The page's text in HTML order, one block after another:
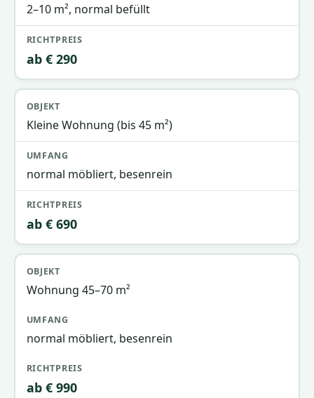
2–10 m², normal befüllt
ab € 290
Kleine Wohnung (bis 45 m²)
normal möbliert, besenrein
ab € 690
Wohnung 45–70 m²
normal möbliert, besenrein
ab € 990